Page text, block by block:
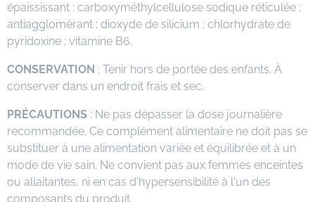
épaississant : carboxyméthylcellulose sodique réticulée ;
antiagglomérant : dioxyde de silicium ; chlorhydrate de
pyridoxine ; vitamine B6.
CONSERVATION : Tenir hors de portée des enfants. À
conserver dans un endroit frais et sec.
PRÉCAUTIONS : Ne pas dépasser la dose journalière
recommandée. Ce complément alimentaire ne doit pas se
substituer à une alimentation variée et équilibrée et à un
mode de vie sain. Ne convient pas aux femmes enceintes
ou allaitantes, ni en cas d'hypersensibilité à l'un des
composants du produit.